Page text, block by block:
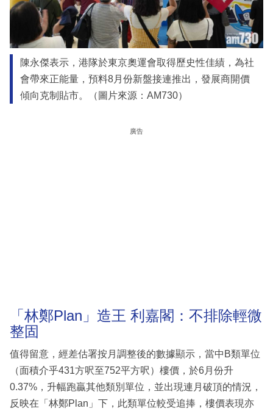
陳永傑表示，港隊於東京奧運會取得歷史性佳績，為社
會帶來正能量，預料8月份新盤接連推出，發展商開價
傾向克制貼市。（圖片來源：AM730）
廣告
「林鄭Plan」造王 利嘉閣：不排除輕微
整固
值得留意，經差估署按月調整後的數據顯示，當中B類單位
（面積介乎431方呎至752平方呎）樓價，於6月份升
0.37%，升幅跑贏其他類別單位，並出現連月破頂的情況，
反映在「林鄭Plan」下，此類單位較受追捧，樓價表現亦